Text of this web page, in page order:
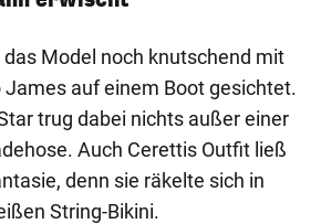
Model noch knutschend mit
James auf einem Boot gesichtet.
trug dabei nichts außer einer
Auch Cerettis Outfit ließ
denn sie räkelte sich in
String-Bikini.